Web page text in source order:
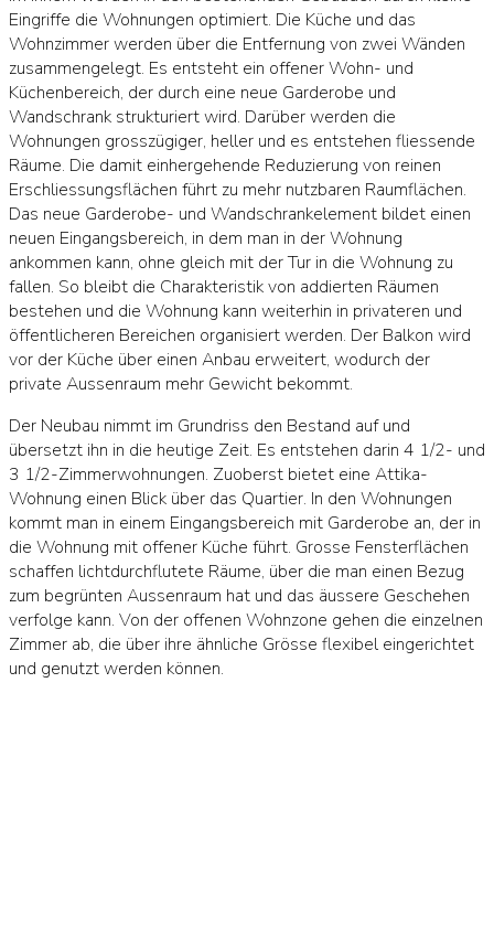
Eingriffe die Wohnungen optimiert. Die Küche und das
Wohnzimmer werden über die Entfernung von zwei Wänden
zusammengelegt. Es entsteht ein offener Wohn- und
Küchenbereich, der durch eine neue Garderobe und
Wandschrank strukturiert wird. Darüber werden die
Wohnungen grosszügiger, heller und es entstehen fliessende
Räume. Die damit einhergehende Reduzierung von reinen
Erschliessungsflächen führt zu mehr nutzbaren Raumflächen.
Das neue Garderobe- und Wandschrankelement bildet einen
neuen Eingangsbereich, in dem man in der Wohnung
ankommen kann, ohne gleich mit der Tur in die Wohnung zu
fallen. So bleibt die Charakteristik von addierten Räumen
bestehen und die Wohnung kann weiterhin in privateren und
öffentlicheren Bereichen organisiert werden. Der Balkon wird
vor der Küche über einen Anbau erweitert, wodurch der
private Aussenraum mehr Gewicht bekommt.
Der Neubau nimmt im Grundriss den Bestand auf und
übersetzt ihn in die heutige Zeit. Es entstehen darin 4 1/2- und
3 1/2-Zimmerwohnungen. Zuoberst bietet eine Attika-
Wohnung einen Blick über das Quartier. In den Wohnungen
kommt man in einem Eingangsbereich mit Garderobe an, der in
die Wohnung mit offener Küche führt. Grosse Fensterflächen
schaffen lichtdurchflutete Räume, über die man einen Bezug
zum begrünten Aussenraum hat und das äussere Geschehen
verfolge kann. Von der offenen Wohnzone gehen die einzelnen
Zimmer ab, die über ihre ähnliche Grösse flexibel eingerichtet
und genutzt werden können.